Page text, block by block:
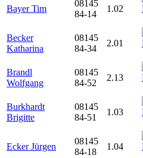
Bayer Tim
08145
84-14
1.02
Becker
Katharina
08145
84-34
2.01
Brandl
Wolfgang
08145
84-52
2.13
Burkhardt
Brigitte
08145
84-51
1.03
Ecker Jürgen
08145
84-18
1.04